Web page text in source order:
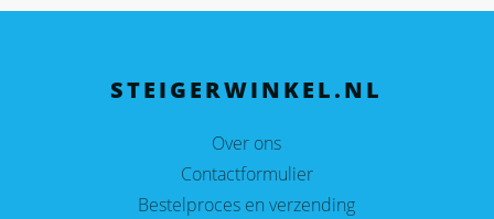
STEIGERWINKEL.NL
Over ons
Contactformulier
Bestelproces en verzending